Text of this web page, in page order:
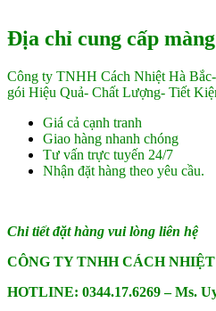
Địa chỉ cung cấp
Công ty TNHH Cách Nhiệt Hà
gói Hiệu Quả- Chất Lượng- Tiết
Giá cả cạnh tranh
Giao hàng nhanh chóng
Tư vấn trực tuyến 24/7
Nhận đặt hàng theo yêu cầu.
Chi tiết đặt hàng vui lòng liên hệ
CÔNG TY TNHH CÁCH
HOTLINE: 0344.17.6269 – Ms.